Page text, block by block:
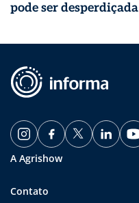
pode ser desperdiçada
A Agrishow
Contato